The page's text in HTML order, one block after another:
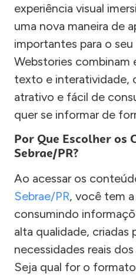
experiência visual
uma nova maneira de
importantes para o
Webstories combinam
texto e interatividade,
atrativo e fácil de
quer se informar de
Por Que Escolher os
Sebrae/PR?
Ao acessar os
Sebrae/PR, você tem
consumindo
alta qualidade, criadas
necessidades reais
Seja qual for o